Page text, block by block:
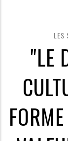
LES
"LE